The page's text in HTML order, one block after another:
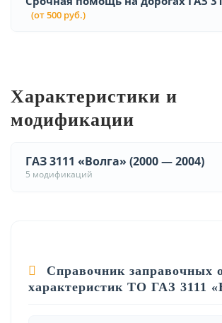
(от 500 руб.)
Характеристики и
модификации
ГАЗ 3111 «Волга» (2000 — 2004)
5 модификаций
Справочник заправочных
характеристик ТО ГАЗ 3111